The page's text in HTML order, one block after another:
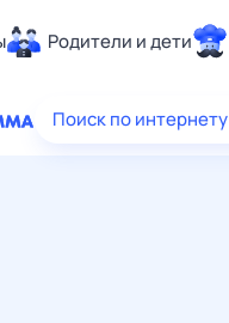
Родители и дети
Здоровье
Поиск по интернету